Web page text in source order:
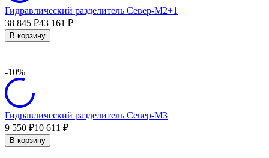
Гидравлический разделитель Север-М2+1
38 845 ₽43 161 ₽
В корзину
-10%
Гидравлический разделитель Север-М3
9 550 ₽10 611 ₽
В корзину